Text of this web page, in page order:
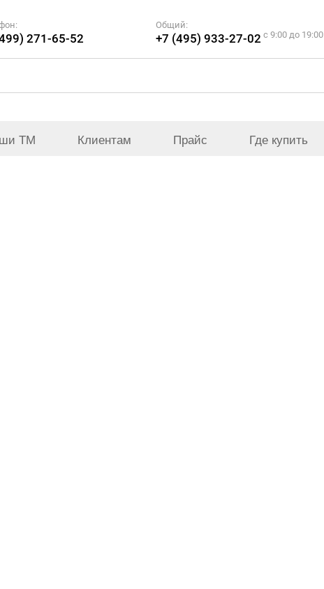
271-65-52
Общий:
+7 (495) 933-27-02 c 9:00 до 19:00
ТМ Клиентам Прайс Где купить